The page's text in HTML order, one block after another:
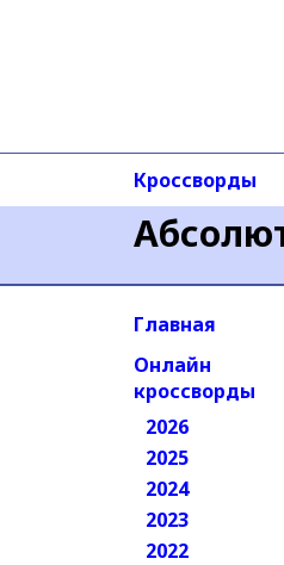
Кроссворды
Главная
Онлайн
кроссворды
2026
2025
2024
2023
2022